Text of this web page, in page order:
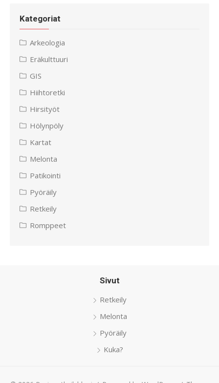
Kategoriat
Arkeologia
Eräkulttuuri
GIS
Hiihtoretki
Hirsityöt
Hölynpöly
Kartat
Melonta
Patikointi
Pyöräily
Retkeily
Romppeet
Sivut
Retkeily
Melonta
Pyöräily
Kuka?